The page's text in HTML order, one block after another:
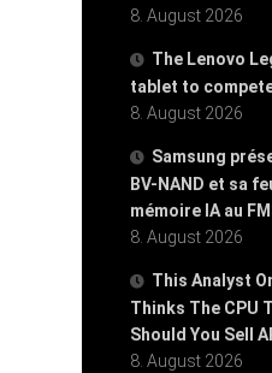
8. August 2026
The Lenovo
tablet to
8. August 2026
Samsung
BV-NAND et sa
mémoire IA au
8. August 2026
This Analyst
Thinks The CPU
Should You Sell
8. August 2026